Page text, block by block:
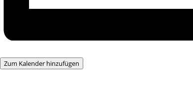
Zum Kalender hinzufügen